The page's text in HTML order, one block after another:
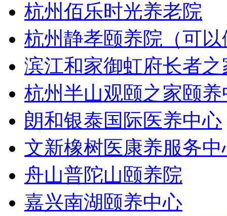
杭州佰乐时光养老院
杭州静孝颐养院（可
滨江和家御虹府长者之
杭州半山观颐之家颐养
朗和银泰国际医养中心
文新橡树医康养服务中
舟山普陀山颐养院
嘉兴南湖颐养中心